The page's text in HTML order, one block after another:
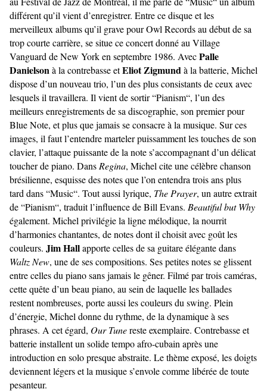
différent qu’il vient d’enregistrer. Entre ce disque et les
merveilleux albums qu’il grave pour Owl Records au début de sa
trop courte carrière, se situe ce concert donné au Village
Vanguard de New York en septembre 1986. AvecPalle
Danielsonà la contrebasse etEliot Zigmundà la batterie, Michel
dispose d’un nouveau trio, l’un des plus consistants de ceux avec
lesquels il travaillera. Il vient de sortir “Pianism“, l’un des
meilleurs enregistrements de sa discographie, son premier pour
Blue Note, et plus que jamais se consacre à la musique. Sur ces
images, il faut l’entendre marteler puissamment les touches de son
clavier, l’attaque puissante de la note s’accompagnant d’un délicat
toucher de piano. Dans Regina, Michel cite une célèbre chanson
brésilienne, esquisse des notes que l’on entendra trois ans plus
tard dans “Music“. Tout aussi lyrique, The Prayer, un autre extrait
de “Pianism“, traduit l’influence de Bill Evans. Beautiful but Why
également. Michel privilégie la ligne mélodique, la nourrit
d’harmonies chantantes, de notes dont il choisit avec goût les
couleurs. Jim Hallapporte celles de sa guitare élégante dans
Waltz New, une de ses compositions. Ses petites notes se glissent
entre celles du piano sans jamais le gêner. Filmé par trois caméras,
cette quête d’un beau piano, au sein de laquelle les ballades
restent nombreuses, porte aussi les couleurs du swing. Plein
d’énergie, Michel donne du rythme, de la dynamique à ses
phrases. A cet égard, Our Tunereste exemplaire. Contrebasse et
batterie installent un solide tempo afro-cubain après une
introduction en solo presque abstraite. Le thème exposé, les doigts
deviennent légers et la musique s’envole comme libérée de toute
pesanteur.